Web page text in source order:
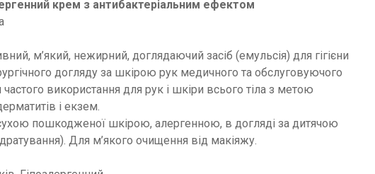
крем з антибактеріальним ефектом
м’який, нежирний, доглядаючий засіб (емульсія) для гігієни
догляду за шкірою рук медичного та обслуговуючого
використання для рук і шкіри всього тіла з метою
і екзем.
пошкодженої шкірою, алергенною, в догляді за дитячою
Для м’якого очищення від макіяжу.